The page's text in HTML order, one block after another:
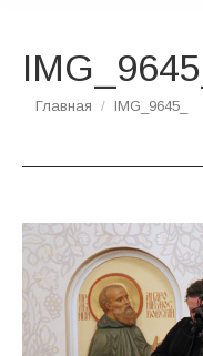
IMG_9645_
Вы здесь:
Главная IMG_9645_